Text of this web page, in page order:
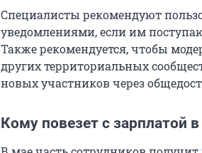
Специалисты рекомендуют
уведомлениями, если им
Также рекомендуется, чтобы
других территориальных
новых участников через
Кому повезет с зарплатой